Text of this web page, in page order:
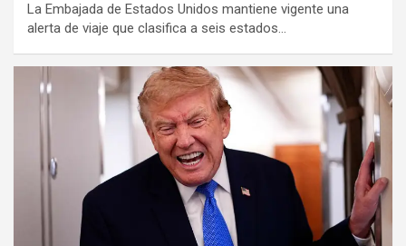
La Embajada de Estados Unidos mantiene vigente una
alerta de viaje que clasifica a seis estados…